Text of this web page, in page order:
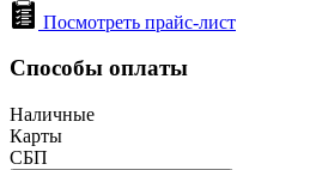
Посмотреть прайс-лист
Способы оплаты
Наличные
Карты
СБП